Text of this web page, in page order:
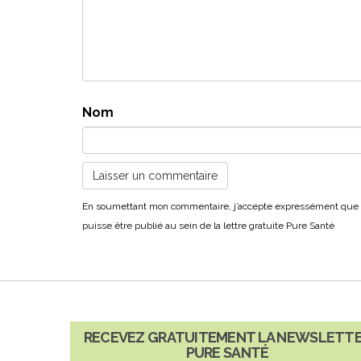
Nom
RECEVEZ GRATUITEMENT LA
PURE SANTÉ